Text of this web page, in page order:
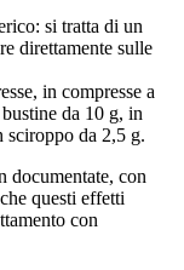
si tratta di un
direttamente sulle
in compresse a
da 10 g, in
sciroppo da 2,5 g.
documentate, con
questi effetti
con